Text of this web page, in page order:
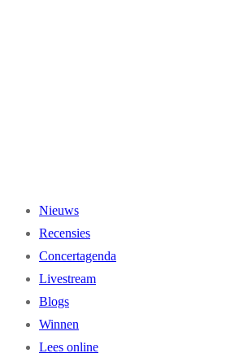
Nieuws
Recensies
Concertagenda
Livestream
Blogs
Winnen
Lees online